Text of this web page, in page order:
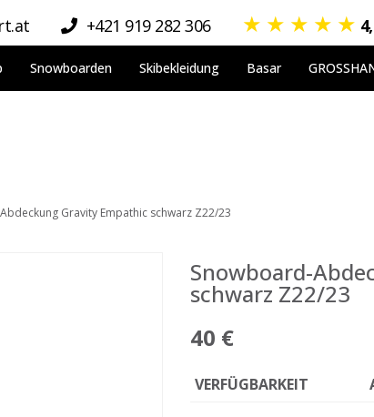
+421 919 282 306 ★ ★ ★ ★ ★
Snowboarden Skibekleidung Basar
Gravity Empathic schwarz Z22/23
Snowboard-
schwarz Z22/23
40 €
VERFÜGBARKEIT